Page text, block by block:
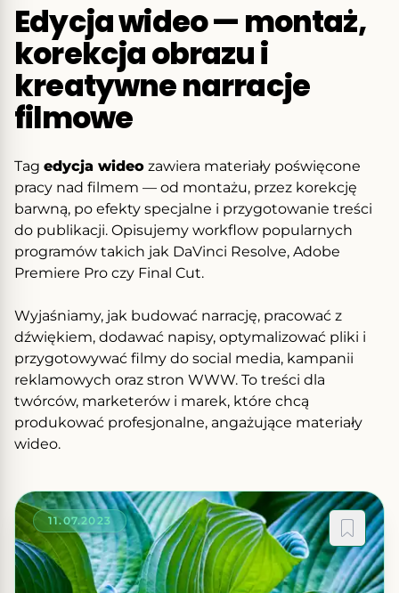
Edycja wideo — montaż,
korekcja obrazu i
kreatywne narracje
filmowe
Tag edycja wideo zawiera materiały poświęcone
pracy nad filmem — od montażu, przez korekcję
barwną, po efekty specjalne i przygotowanie treści
do publikacji. Opisujemy workflow popularnych
programów takich jak DaVinci Resolve, Adobe
Premiere Pro czy Final Cut.
Wyjaśniamy, jak budować narrację, pracować z
dźwiękiem, dodawać napisy, optymalizować pliki i
przygotowywać filmy do social media, kampanii
reklamowych oraz stron WWW. To treści dla
twórców, marketerów i marek, które chcą
produkować profesjonalne, angażujące materiały
wideo.
11.07.2023